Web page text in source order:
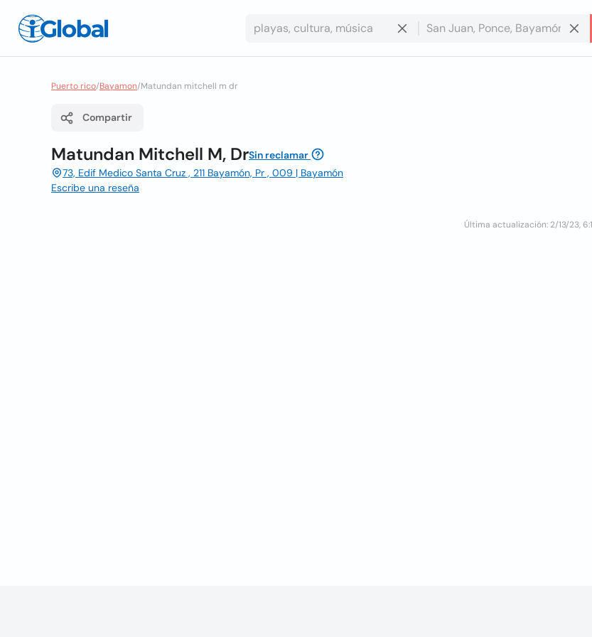
Puerto rico/Bayamon/Matundan mitchell m dr
Compartir
Matundan Mitchell M, DrSin reclamar
73, Edif Medico Santa Cruz , 211 Bayamón, Pr , 009 | Bayamón
Escribe una reseña
Última actualización: 2/13/23,